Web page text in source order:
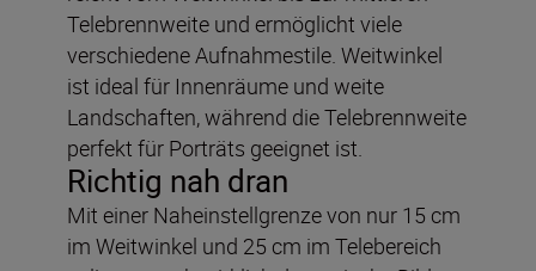
Telebrennweite und ermöglicht viele
verschiedene Aufnahmestile. Weitwinkel
ist ideal für Innenräume und weite
Landschaften, während die Telebrennweite
perfekt für Porträts geeignet ist.
Richtig nah dran
Mit einer Naheinstellgrenze von nur 15 cm
im Weitwinkel und 25 cm im Telebereich